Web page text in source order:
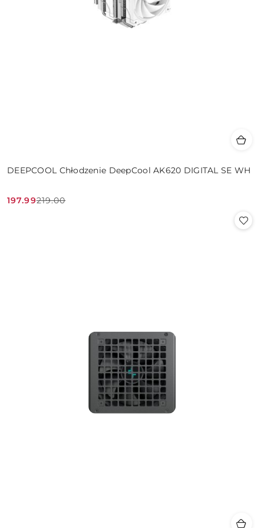
DEEPCOOL Chłodzenie DeepCool AK620 DIGITAL SE WH
Cena
197.99
Cena
219.00